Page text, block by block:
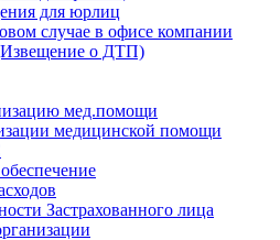
для юрлиц
случае в офисе компании
о ДТП)
мед.помощи
медицинской помощи
Застрахованного лица